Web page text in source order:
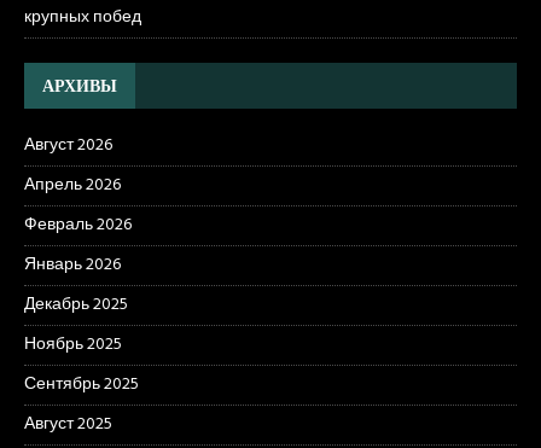
крупных побед
АРХИВЫ
Август 2026
Апрель 2026
Февраль 2026
Январь 2026
Декабрь 2025
Ноябрь 2025
Сентябрь 2025
Август 2025